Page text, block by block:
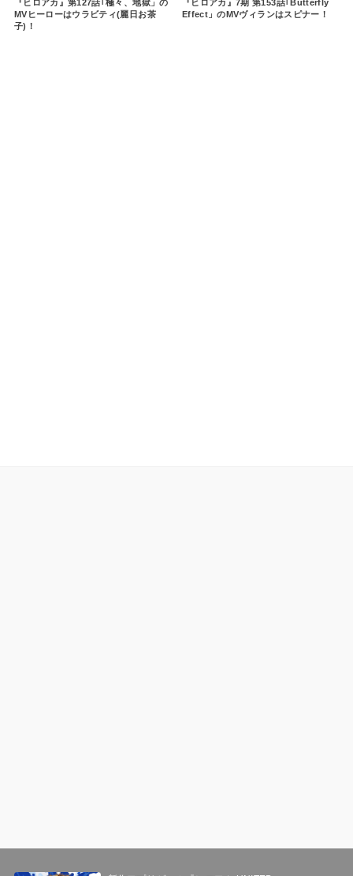
『ヒロアカ』第127話｢極々、地獄」の
MVヒーローはウラビティ(麗日お茶
子)！
『ヒロアカ』7期 第153話｢Butterfly
Effect」のMVヴィランはスピナー！